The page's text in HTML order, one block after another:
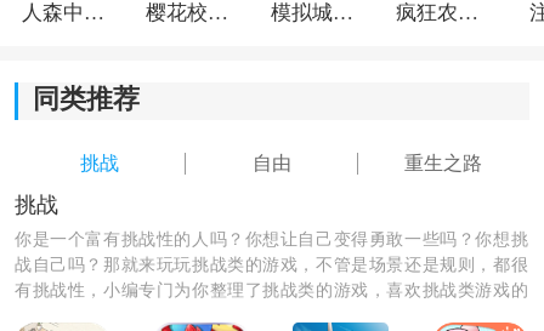
《重生之路安卓版》玩法介绍：
1.累计游戏经验的同时，也可以直接拿到更多免费的游戏
奖品。
2.所有的角色都是充满智慧的，在游戏里不断的感受到不
人森中文版 樱花校园模拟器1.048.00中文版 模拟城市我是巿长联机版 疯狂农场3美国派19
同类推荐
挑战 自由 重生之路
挑战
你是一个富有挑战性的人吗？你想让自己变得勇敢一些吗？你想挑
战自己吗？那就来玩玩挑战类的游戏，不管是场景还是规则，都很
有挑战性，小编专门为你整理了挑战类的游戏，喜欢挑战类游戏的